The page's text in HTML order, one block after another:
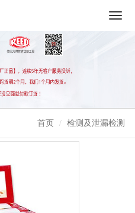
首页 检测及泄漏检测